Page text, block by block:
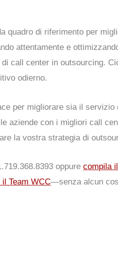
quadro di riferimento per
attentamente e
call center in outsourcing.
odierno.
per migliorare sia il
aziende con i migliori call
la vostra strategia di
oppurecompila
Team WCC—senza alcun